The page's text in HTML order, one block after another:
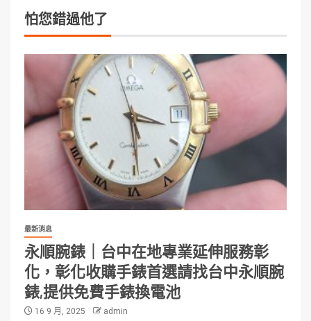
怕您錯過他了
最新消息
永順腕錶｜台中在地專業延伸服務彰
化，彰化收購手錶首選請找台中永順腕
錶,提供免費手錶換電池
16 9 月, 2025 admin